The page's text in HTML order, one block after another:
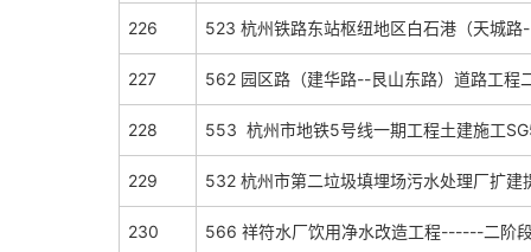
226 523 杭州铁路东站枢纽地区白石港（天城
227 562 园区路（建华路--艮山东路）道路工程
228 553 杭州市地铁5号线一期工程土建施工
229 532 杭州市第二垃圾填埋场污水处理厂扩建
230 566 祥符水厂饮用净水改造工程------二阶